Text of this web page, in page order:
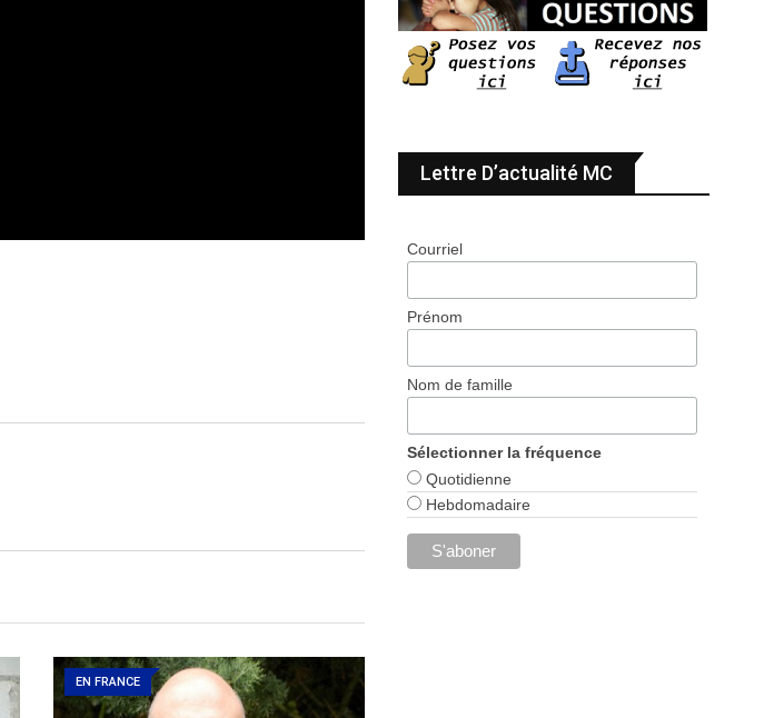
EN FRANCE
Lettre D’actualité MC
Courriel
Prénom
Nom de famille
Sélectionner la fréquence
Quotidienne
Hebdomadaire